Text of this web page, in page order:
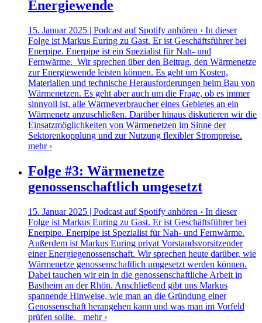
Energiewende
15. Januar 2025 | Podcast auf Spotify anhören › In dieser
Folge ist Markus Euring zu Gast. Er ist Geschäftsführer bei
Enerpipe. Enerpipe ist ein Spezialist für Nah- und
Fernwärme. Wir sprechen über den Beitrag, den Wärmenetze
zur Energiewende leisten können. Es geht um Kosten,
Materialien und technische Herausforderungen beim Bau von
Wärmenetzen. Es geht aber auch um die Frage, ob es immer
sinnvoll ist, alle Wärmeverbraucher eines Gebietes an ein
Wärmenetz anzuschließen. Darüber hinaus diskutieren wir die
Einsatzmöglichkeiten von Wärmenetzen im Sinne der
Sektorenkopplung und zur Nutzung flexibler Strompreise.
mehr ›
Folge #3: Wärmenetze
genossenschaftlich umgesetzt
15. Januar 2025 | Podcast auf Spotify anhören › In dieser
Folge ist Markus Euring zu Gast. Er ist Geschäftsführer bei
Enerpipe. Enerpipe ist Spezialist für Nah- und Fernwärme.
Außerdem ist Markus Euring privat Vorstandsvorsitzender
einer Energiegenossenschaft. Wir sprechen heute darüber, wie
Wärmenetze genossenschaftlich umgesetzt werden können.
Dabei tauchen wir ein in die genossenschaftliche Arbeit in
Bastheim an der Rhön. Anschließend gibt uns Markus
spannende Hinweise, wie man an die Gründung einer
Genossenschaft herangehen kann und was man im Vorfeld
prüfen sollte. mehr ›